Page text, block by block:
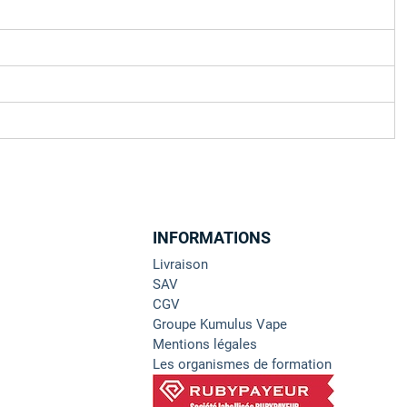
INFORMATIONS
Livraison
SAV
CGV
Groupe Kumulus Vape
Mentions légales
Les organismes de formation